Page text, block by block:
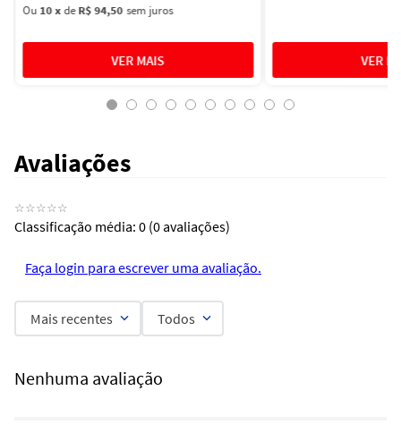
Ou 10xdeR$ 94,50 sem juros
Avaliações
☆☆☆☆☆
Classificação média: 0 (0 avaliações)
Faça login para escrever uma avaliação.
Mais recentes Todos
Nenhuma avaliação